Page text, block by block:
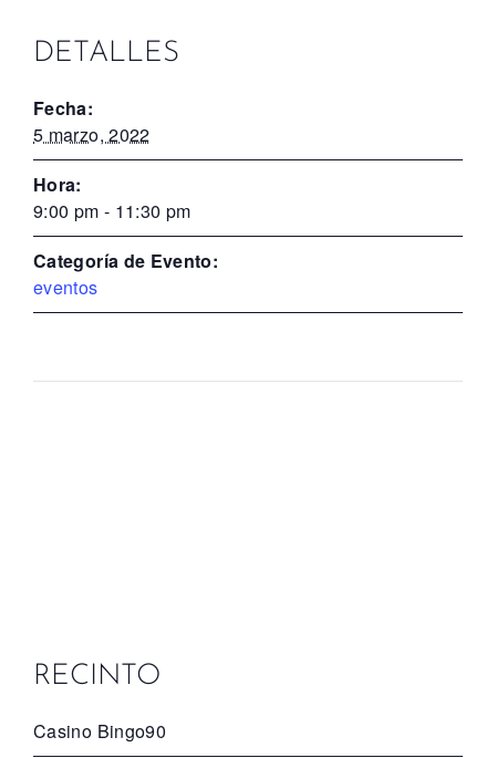
DETALLES
Fecha:
5 marzo, 2022
Hora:
9:00 pm - 11:30 pm
Categoría de Evento:
eventos
RECINTO
Casino Bingo90